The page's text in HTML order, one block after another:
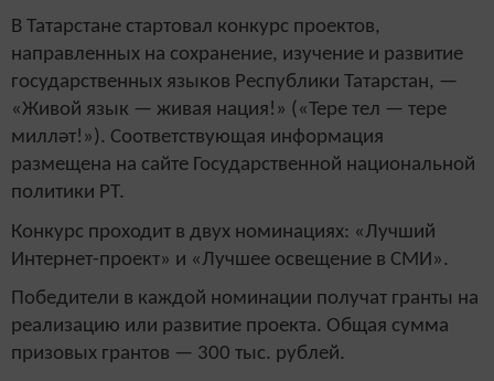
В Татарстане стартовал конкурс проектов,
направленных на сохранение, изучение и развитие
государственных языков Республики Татарстан, —
«Живой язык — живая нация!» («Тере тел — тере
милләт!»). Соответствующая информация
размещена на сайте Государственной национальной
политики РТ.
Конкурс проходит в двух номинациях: «Лучший
Интернет-проект» и «Лучшее освещение в СМИ».
Победители в каждой номинации получат гранты на
реализацию или развитие проекта. Общая сумма
призовых грантов — 300 тыс. рублей.